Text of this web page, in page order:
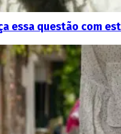
essa questão com